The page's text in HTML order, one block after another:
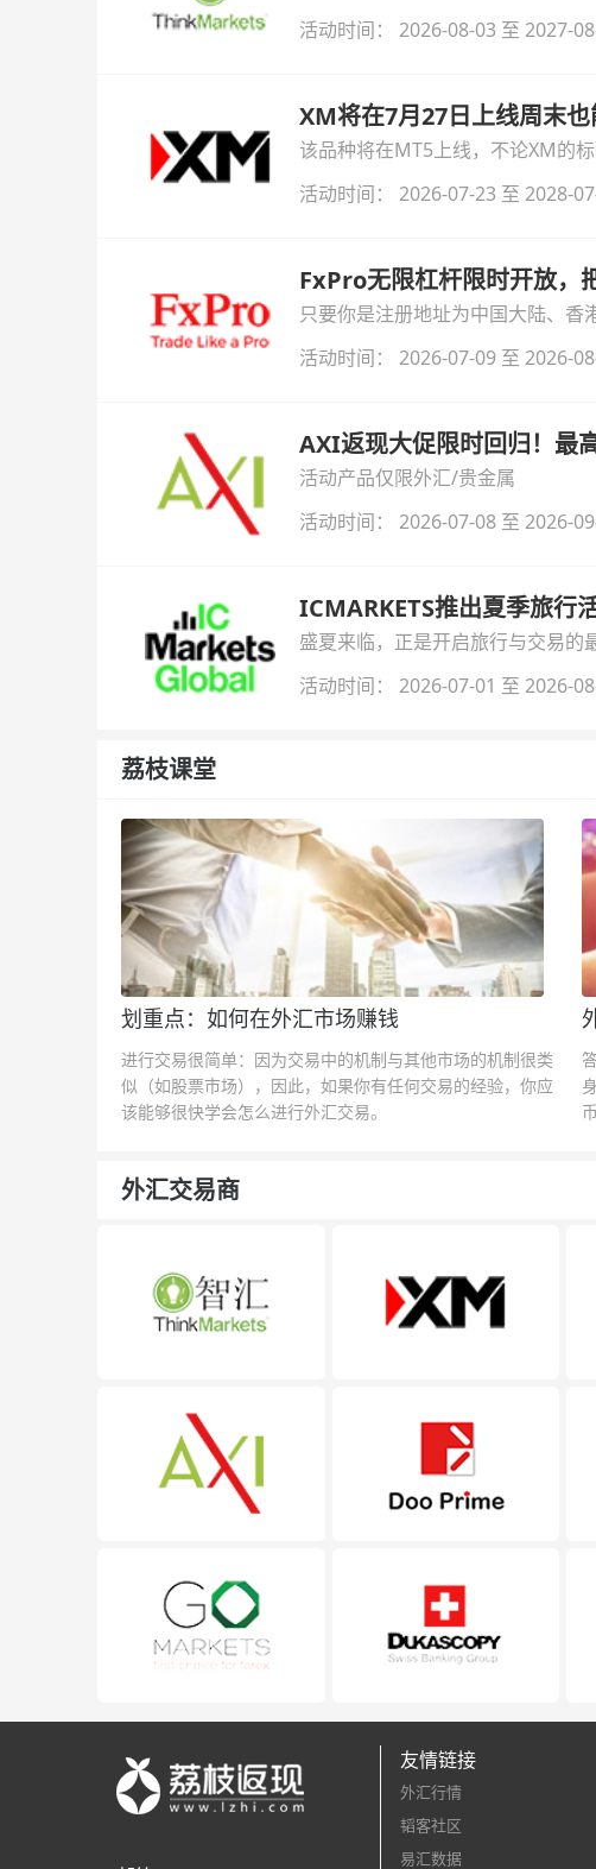
与白银交易！本文将为您详细拆解
活动时间： 2026-08-03 至 2027-
XM将在7月27日上线周末
该品种将在MT5上线，不论XM的
活动时间： 2026-07-23 至 2028-
FxPro无限杠杆限时开放，
只要你是注册地址为中国大陆、
自动解锁无限倍杠杆福利，无需额
活动时间： 2026-07-09 至 2026-
AXI返现大促限时回归！最
活动产品仅限外汇/贵金属
活动时间： 2026-07-08 至 2026-
ICMARKETS推出夏季旅行
盛夏来临，正是开启旅行与交易的
金即可参与！
活动时间： 2026-07-01 至 2026-
荔枝课堂
划重点：如何在外汇市场赚钱
进行交易很简单：因为交易中的机制与其他市场的机制很类
似（如股票市场），因此，如果你有任何交易的经验，你应
该能够很快学会怎么进行外汇交易。
外汇交易商
友情链接
外汇行情
韬客社区
易汇数据